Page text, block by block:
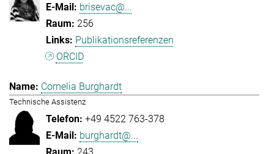
brisevac@...
256
Publikationsreferenzen
ORCID
Cornelia Burghardt
Technische Assistenz
+49 4522 763-378
burghardt@...